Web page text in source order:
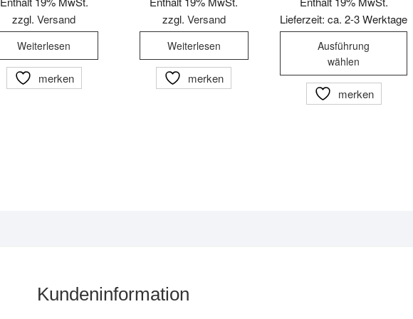
zzgl.Versand
Weiterlesen
merken
zzgl. Versand
Weiterlesen
merken
Lieferzeit: ca. 2-3 Werktage
Ausführung
wählen
merken
Kundeninformation